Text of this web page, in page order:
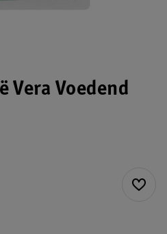
Vera Voedend